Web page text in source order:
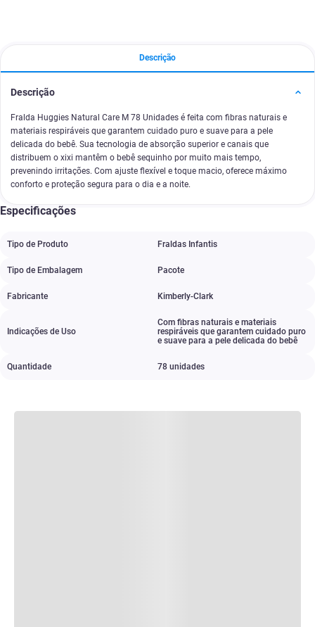
Descrição
Descrição
Fralda Huggies Natural Care M 78 Unidades é feita com fibras naturais e
materiais respiráveis que garantem cuidado puro e suave para a pele
delicada do bebê. Sua tecnologia de absorção superior e canais que
distribuem o xixi mantêm o bebê sequinho por muito mais tempo,
prevenindo irritações. Com ajuste flexível e toque macio, oferece máximo
conforto e proteção segura para o dia e a noite.
Especificações
Tipo de Produto Fraldas Infantis
Tipo de Embalagem Pacote
Fabricante Kimberly-Clark
Indicações de Uso
Com fibras naturais e materiais
respiráveis que garantem cuidado puro
e suave para a pele delicada do bebê
Quantidade 78 unidades